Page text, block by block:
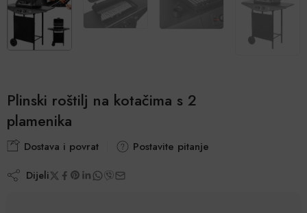
Plinski roštilj na kotačima s 2
plamenika
Dostava i povrat Postavite pitanje
Dijeli